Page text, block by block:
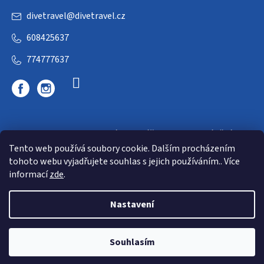
Tento web používá soubory cookie. Dalším procházením
tohoto webu vyjadřujete souhlas s jejich používáním.. Více
informacízde.
Nastavení
Souhlasím
divetravel@divetravel.cz
608425637
774777637
DIVETRAVEL - cestovní kancelář - cesty za potápěním
Shoptet |mime digital
Copyright 2026E-dive. Všechna práva vyhrazena.